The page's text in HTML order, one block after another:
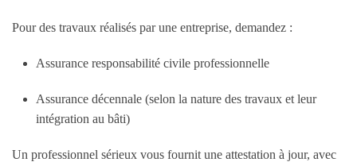
Pour des travaux réalisés par une entreprise, demandez :
Assurance responsabilité civile professionnelle
Assurance décennale (selon la nature des travaux et leur
intégration au bâti)
Un professionnel sérieux vous fournit une attestation à jour, avec